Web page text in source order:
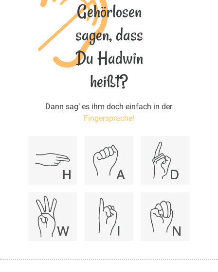
Gehörlosen
sagen, dass
Du Hadwin
heißt?
Dann sag‘ es ihm doch einfach in der
Fingersprache!